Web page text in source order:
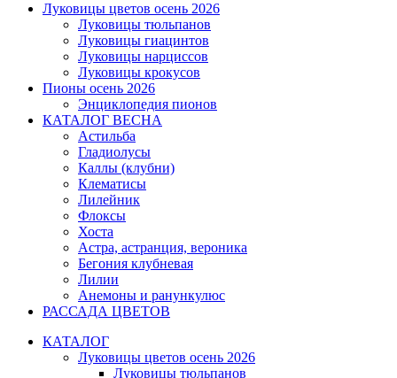
Луковицы цветов осень 2026
Луковицы тюльпанов
Луковицы гиацинтов
Луковицы нарциссов
Луковицы крокусов
Пионы осень 2026
Энциклопедия пионов
КАТАЛОГ ВЕСНА
Астильба
Гладиолусы
Каллы (клубни)
Клематисы
Лилейник
Флоксы
Хоста
Астра, астранция, вероника
Бегония клубневая
Лилии
Анемоны и ранункулюс
РАССАДА ЦВЕТОВ
КАТАЛОГ
Луковицы цветов осень 2026
Луковицы тюльпанов